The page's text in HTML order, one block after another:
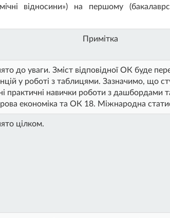
відносини») на першому
Примітка
до уваги. Зміст відповідної ОК буде
у роботі з таблицями. Зазначимо, що
практичні навички роботи з дашбордами
економіка та ОК 18. Міжнародна
цілком.